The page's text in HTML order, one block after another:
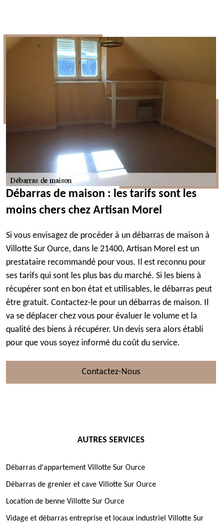
Débarras de maison : les tarifs sont les
moins chers chez Artisan Morel
Si vous envisagez de procéder à un débarras de maison à
Villotte Sur Ource, dans le 21400, Artisan Morel est un
prestataire recommandé pour vous. Il est reconnu pour
ses tarifs qui sont les plus bas du marché. Si les biens à
récupérer sont en bon état et utilisables, le débarras peut
être gratuit. Contactez-le pour un débarras de maison. Il
va se déplacer chez vous pour évaluer le volume et la
qualité des biens à récupérer. Un devis sera alors établi
pour que vous soyez informé du coût du service.
Contactez-Nous
AUTRES SERVICES
Débarras d'appartement Villotte Sur Ource
Débarras de grenier et cave Villotte Sur Ource
Location de benne Villotte Sur Ource
Vidage et débarras entreprise et locaux industriel Villotte Sur